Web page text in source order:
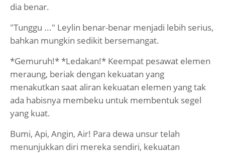
dia benar.
"Tunggu ..." Leylin benar-benar menjadi lebih serius,
bahkan mungkin sedikit bersemangat.
*Gemuruh!* *Ledakan!* Keempat pesawat elemen
meraung, beriak dengan kekuatan yang
menakutkan saat aliran kekuatan elemen yang tak
ada habisnya membeku untuk membentuk segel
yang kuat.
Bumi, Api, Angin, Air! Para dewa unsur telah
menunjukkan diri mereka sendiri, kekuatan